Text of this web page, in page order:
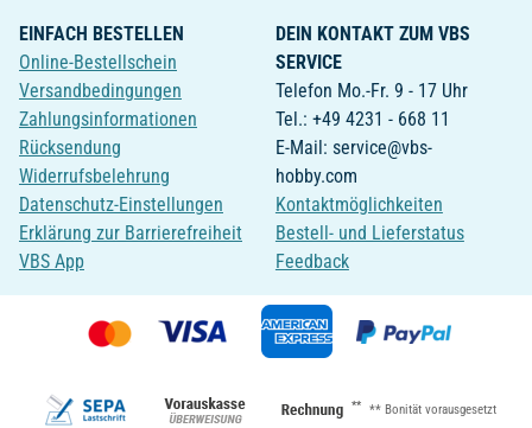
EINFACH BESTELLEN
Online-Bestellschein
Versandbedingungen
Zahlungsinformationen
Rücksendung
Widerrufsbelehrung
Datenschutz-Einstellungen
Erklärung zur Barrierefreiheit
VBS App
DEIN KONTAKT ZUM VBS
SERVICE
Telefon Mo.-Fr. 9 - 17 Uhr
Tel.: +49 4231 - 668 11
E-Mail: service@vbs-
hobby.com
Kontaktmöglichkeiten
Bestell- und Lieferstatus
Feedback
** ** Bonität vorausgesetzt